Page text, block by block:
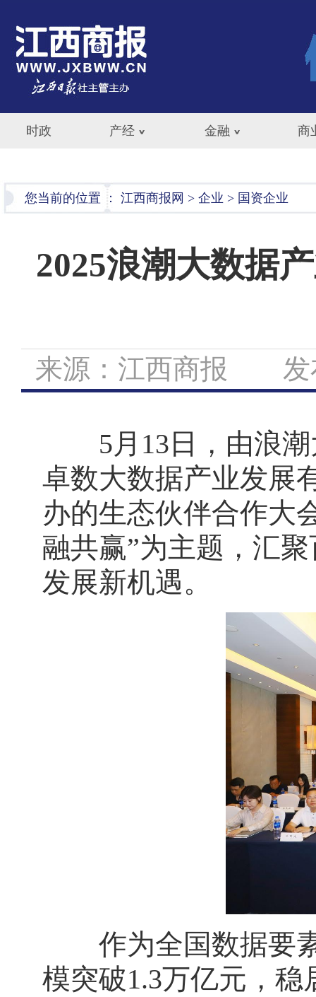
时政 产经 金融 商
您当前的位置 ： 江西商报网 > 企业 > 国资企业
2025浪潮大数据
来源：江西商报 发
5月13日，由浪潮
卓数大数据产业发展
办的生态伙伴合作大
融共赢”为主题，汇
发展新机遇。
作为全国数据要素
模突破1.3万亿元，